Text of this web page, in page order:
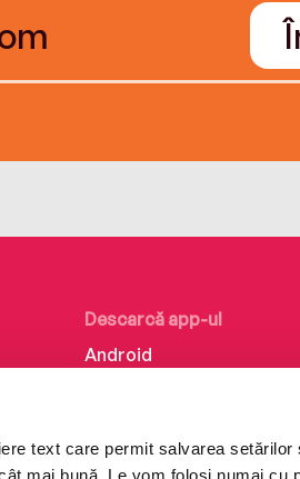
text care permit salvarea setărilor
Descarcă app-ul
Android